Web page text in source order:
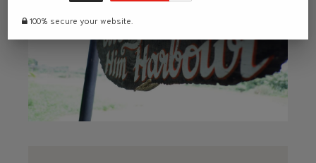
100% secure your website.